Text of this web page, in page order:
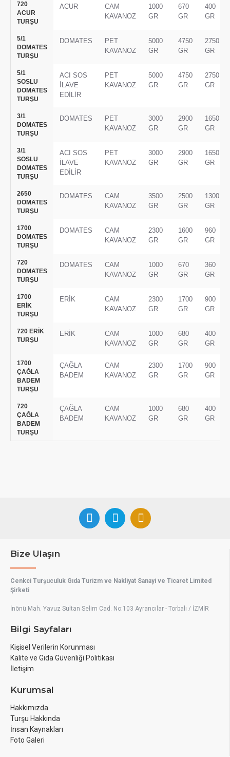
720
ACUR
TURŞU
ACUR
CAM
KAVANOZ
1000
GR
670
GR
400
GR
5/1
DOMATES
TURŞU
DOMATES
PET
KAVANOZ
5000
GR
4750
GR
2750
GR
5/1
SOSLU
DOMATES
TURŞU
ACI SOS
İLAVE
EDİLİR
PET
KAVANOZ
5000
GR
4750
GR
2750
GR
3/1
DOMATES
TURŞU
DOMATES
PET
KAVANOZ
3000
GR
2900
GR
1650
GR
3/1
SOSLU
DOMATES
TURŞU
ACI SOS
İLAVE
EDİLİR
PET
KAVANOZ
3000
GR
2900
GR
1650
GR
2650
DOMATES
TURŞU
DOMATES
CAM
KAVANOZ
3500
GR
2500
GR
1300
GR
1700
DOMATES
TURŞU
DOMATES
CAM
KAVANOZ
2300
GR
1600
GR
960
GR
720
DOMATES
TURŞU
DOMATES
CAM
KAVANOZ
1000
GR
670
GR
360
GR
1700
ERİK
TURŞU
ERİK
CAM
KAVANOZ
2300
GR
1700
GR
900
GR
720 ERİK
TURŞU
ERİK
CAM
KAVANOZ
1000
GR
680
GR
400
GR
1700
ÇAĞLA
BADEM
TURŞU
ÇAĞLA
BADEM
CAM
KAVANOZ
2300
GR
1700
GR
900
GR
720
ÇAĞLA
BADEM
TURŞU
ÇAĞLA
BADEM
CAM
KAVANOZ
1000
GR
680
GR
400
GR
Bize Ulaşın
Cenkci Turşuculuk Gıda Turizm ve Nakliyat Sanayi ve Ticaret Limited
Şirketi
İnönü Mah. Yavuz Sultan Selim Cad. No:103 Ayrancılar - Torbalı / İZMİR
Bilgi Sayfaları
Kişisel Verilerin Korunması
Kalite ve Gıda Güvenliği Politikası
İletişim
Kurumsal
Hakkımızda
Turşu Hakkında
İnsan Kaynakları
Foto Galeri